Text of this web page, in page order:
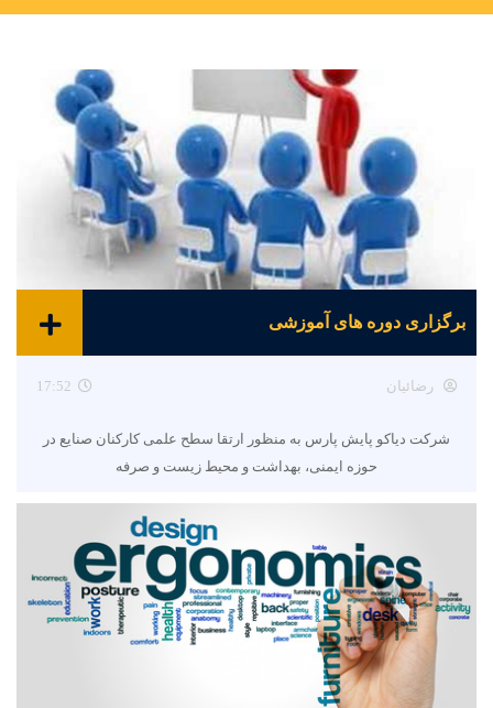
برگزاری دوره های آموزشی
رضائیان 17:52
شرکت دیاکو پایش پارس به منظور ارتقا سطح علمی کارکنان صنایع در
حوزه ایمنی، بهداشت و محیط زیست و صرفه